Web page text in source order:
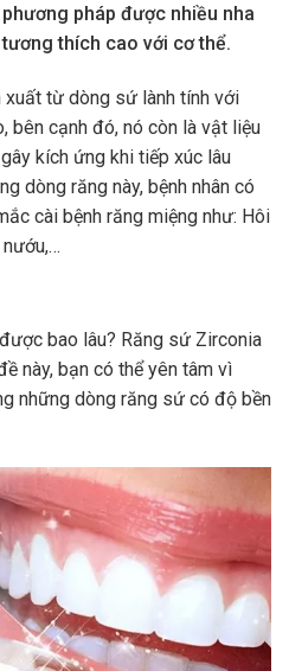
pháp được nhiều nha
thích cao với cơ thể.
từ dòng sứ lành tính với
bên cạnh đó, nó còn là vật liệu
kích ứng khi tiếp xúc lâu
dòng răng này, bệnh nhân có
cài bệnh răng miệng như: Hôi
bao lâu? Răng sứ Zirconia
này, bạn có thể yên tâm vì
những dòng răng sứ có độ bền